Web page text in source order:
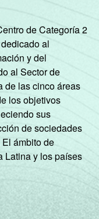
de Categoría 2
al
y del
al Sector de
de las cinco áreas
los objetivos
sus
de sociedades
ámbito de
Latina y los países